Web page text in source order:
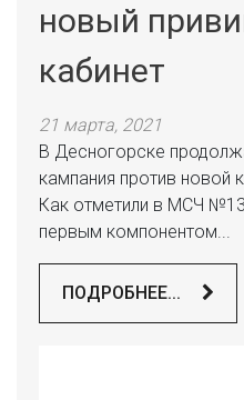
новый
кабинет
21 марта, 2021
В Десногорске
кампания против новой
Как отметили в МСЧ
первым компонентом...
ПОДРОБНЕЕ...